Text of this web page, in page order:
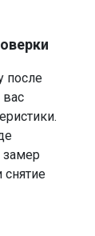
после
вас